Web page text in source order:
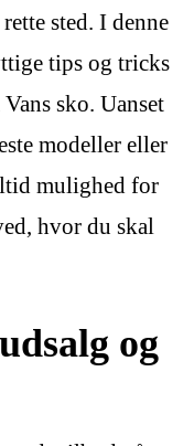
sted. I denne
tips og tricks
sko. Uanset
modeller eller
mulighed for
hvor du skal
og